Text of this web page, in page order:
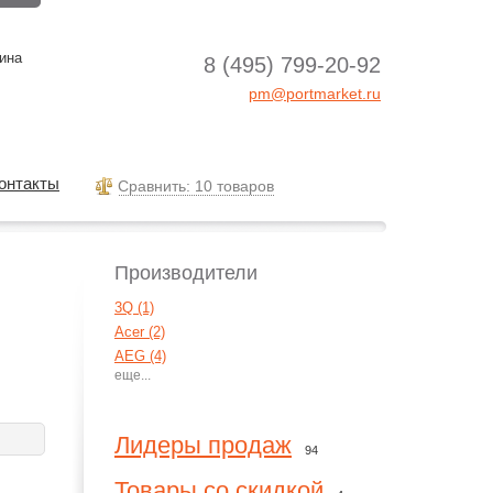
Производители
3Q (1)
Acer (2)
AEG (4)
Agva (1)
AKG (55)
Лидеры продаж 94
8 (495) 799-20-92
pm@portmarket.ru
Cравнить: 10 товаров